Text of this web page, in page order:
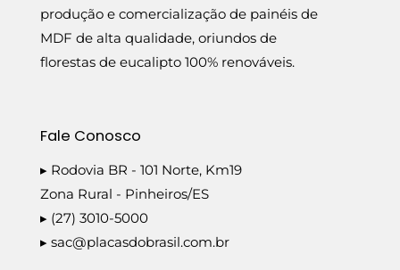
produção e comercialização de painéis de
MDF de alta qualidade, oriundos de
florestas de eucalipto 100% renováveis.
Fale Conosco
▸ Rodovia BR - 101 Norte, Km19
Zona Rural - Pinheiros/ES
▸ (27) 3010-5000
▸ sac@placasdobrasil.com.br